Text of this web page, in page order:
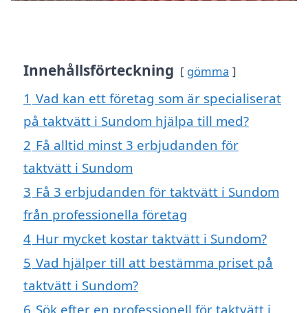
Innehållsförteckning gömma
1 Vad kan ett företag som är specialiserat
på taktvätt i Sundom hjälpa till med?
2 Få alltid minst 3 erbjudanden för
taktvätt i Sundom
3 Få 3 erbjudanden för taktvätt i Sundom
från professionella företag
4 Hur mycket kostar taktvätt i Sundom?
5 Vad hjälper till att bestämma priset på
taktvätt i Sundom?
6 Sök efter en professionell för taktvätt i